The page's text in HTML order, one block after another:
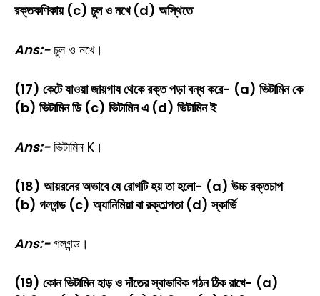
রক্তকণিকায় (c) চুল ও নখে (d) অস্থিতে
Ans:-চুল ও নখে।
(17) কেটে যাওয়া জায়গায থেকে রক্ত পড়া বন্ধ করে- (a) ভিটামিন কে
(b) ভিটামিন ডি (c) ভিটামিন এ (d) ভিটামিন ই
Ans:-ভিটামিন K।
(18) আয়রনের অভাবে যে রোগটি হয় তা হলো- (a) উচ্চ রক্তচাপ
(b) গলগন্ড (c) অ্যানিমিয়া বা রক্তাল্পতা (d) স্কার্ভি
Ans:-গলগন্ড।
(19) কোন ভিটামিন হাড় ও দাঁতের স্বাভাবিক গঠন ঠিক রাখে- (a)